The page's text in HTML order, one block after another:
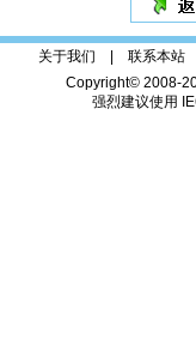
关于我们 | 联系本站
Copyright© 2008-
强烈建议使用